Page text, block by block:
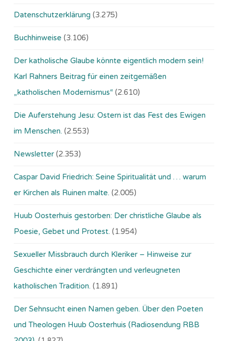
Datenschutzerklärung (3.275)
Buchhinweise (3.106)
Der katholische Glaube könnte eigentlich modern sein!
Karl Rahners Beitrag für einen zeitgemäßen
„katholischen Modernismus“ (2.610)
Die Auferstehung Jesu: Ostern ist das Fest des Ewigen
im Menschen. (2.553)
Newsletter (2.353)
Caspar David Friedrich: Seine Spiritualität und … warum
er Kirchen als Ruinen malte. (2.005)
Huub Oosterhuis gestorben: Der christliche Glaube als
Poesie, Gebet und Protest. (1.954)
Sexueller Missbrauch durch Kleriker – Hinweise zur
Geschichte einer verdrängten und verleugneten
katholischen Tradition. (1.891)
Der Sehnsucht einen Namen geben. Über den Poeten
und Theologen Huub Oosterhuis (Ra­dio­sen­dung RBB